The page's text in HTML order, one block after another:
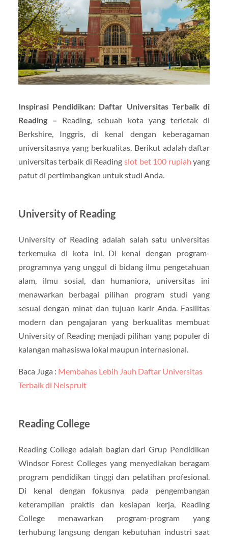
Inspirasi Pendidikan: Daftar Universitas Terbaik di
Reading – Reading, sebuah kota yang terletak di
Berkshire, Inggris, di kenal dengan keberagaman
universitasnya yang berkualitas. Berikut adalah daftar
universitas terbaik di Reading slot bet 100 rupiah yang
patut di pertimbangkan untuk studi Anda.
University of Reading
University of Reading adalah salah satu universitas
terkemuka di kota ini. Di kenal dengan program-
programnya yang unggul di bidang ilmu pengetahuan
alam, ilmu sosial, dan humaniora, universitas ini
menawarkan berbagai pilihan program studi yang
sesuai dengan minat dan tujuan karir Anda. Fasilitas
modern dan pengajaran yang berkualitas membuat
University of Reading menjadi pilihan yang populer di
kalangan mahasiswa lokal maupun internasional.
Baca Juga : Membahas Lebih Jauh Daftar Universitas
Terbaik di Nelspruit
Reading College
Reading College adalah bagian dari Grup Pendidikan
Windsor Forest Colleges yang menyediakan beragam
program pendidikan tinggi dan pelatihan profesional.
Di kenal dengan fokusnya pada pengembangan
keterampilan praktis dan kesiapan kerja, Reading
College menawarkan program-program yang
terhubung langsung dengan kebutuhan industri saat